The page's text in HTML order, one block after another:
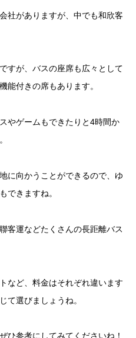
社がありますが、中でも和欣客
すが、バスの座席も広々として
能付きの席もあります。
やゲームもできたりと4時間か
に向かうことができるので、ゆ
できますね。
客運などたくさんの長距離バス
など、料金はそれぞれ違います
て選びましょうね。
ひ参考にしてみてくださいね！